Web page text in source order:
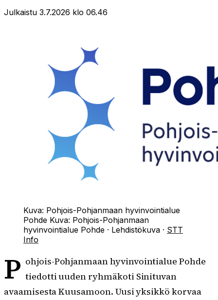
Julkaistu 3.7.2026 klo 06.46
Kuva: Pohjois-Pohjanmaan hyvinvointialue
Pohde Kuva: Pohjois-Pohjanmaan
hyvinvointialue Pohde · Lehdistökuva · STT
Info
P ohjois-Pohjanmaan hyvinvointialue Pohde
tiedotti uuden ryhmäkoti Sinituvan
avaamisesta Kuusamoon. Uusi yksikkö korvaa